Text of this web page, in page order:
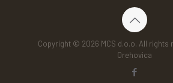
Copyright © 2026 MCS d.o.o. All rights
Orehovica